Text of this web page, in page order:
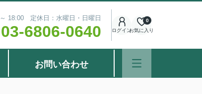
18:00 定休日：水曜日・日曜日
03-6806-0640 ログインお気に入り
0
お問い合わせ